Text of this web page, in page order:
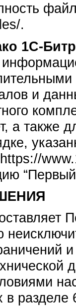
.
1С-
и
а также
в